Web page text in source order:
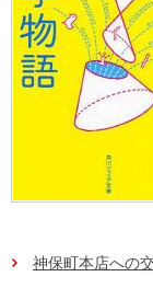
神保町本店への